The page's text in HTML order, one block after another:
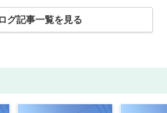
グ記事一覧を見る